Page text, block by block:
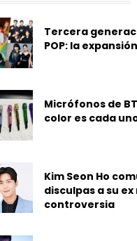
Tercera
POP: la
Micrófonos de
color es cada
Kim Seon Ho
disculpas a su
controversia